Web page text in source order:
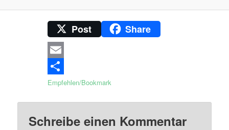
Post Share
Email
Empfehlen/Bookmark
Schreibe einen Kommentar